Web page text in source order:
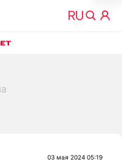
03 мая 2024 05:19